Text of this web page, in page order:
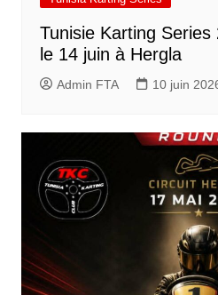
Tunisie Karting Series
le 14 juin à Hergla
Admin FTA 10 juin